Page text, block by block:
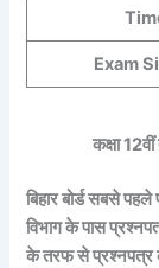
Exam
कक्षा
बिहार बोर्ड सबसे
विभाग के पास
के तरफ से प्रश्नपत्र